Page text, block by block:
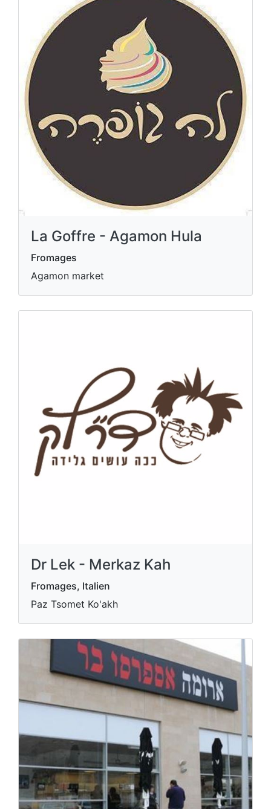
La Goffre - Agamon Hula
Fromages
Agamon market
Dr Lek - Merkaz Kah
Fromages, Italien
Paz Tsomet Ko'akh